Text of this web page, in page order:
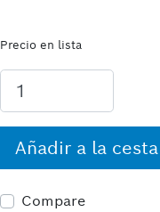
Precio en lista
Añadir a la cesta
Compare